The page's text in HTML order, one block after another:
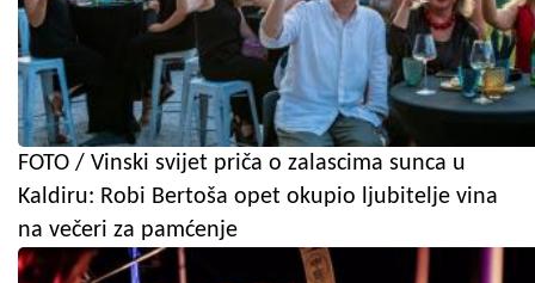
FOTO / Vinski svijet priča o zalascima sunca u
Kaldiru: Robi Bertoša opet okupio ljubitelje vina
na večeri za pamćenje